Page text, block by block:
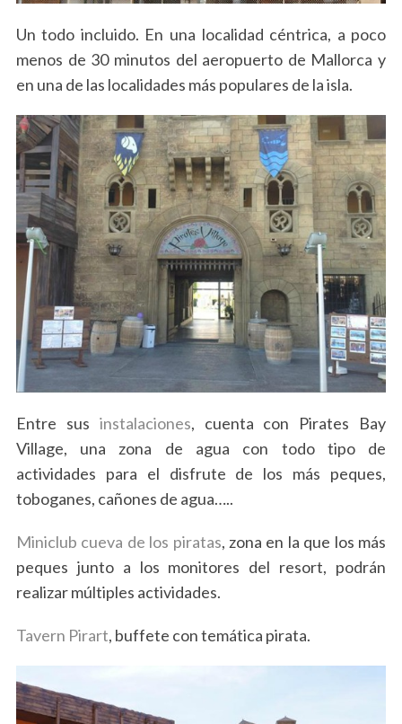
Un todo incluido. En una localidad céntrica, a poco
menos de 30 minutos del aeropuerto de Mallorca y
en una de las localidades más populares de la isla.
Entre sus instalaciones, cuenta con Pirates Bay
Village, una zona de agua con todo tipo de
actividades para el disfrute de los más peques,
toboganes, cañones de agua…..
Miniclub cueva de los piratas, zona en la que los más
peques junto a los monitores del resort, podrán
realizar múltiples actividades.
Tavern Pirart, buffete con temática pirata.
S